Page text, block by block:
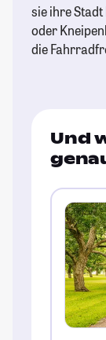
sie ihre
oder
die
Und